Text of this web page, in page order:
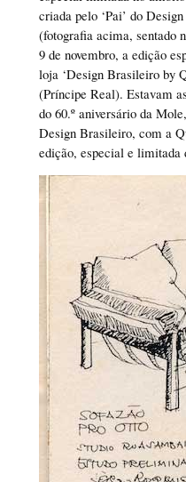
criada pelo ‘Pai’ do
(fotografia acima, sentado
9 de novembro, a edição
loja ‘Design Brasileiro by
(Príncipe Real). Estavam
do 60.º aniversário da
Design Brasileiro, com a
edição, especial e limitada